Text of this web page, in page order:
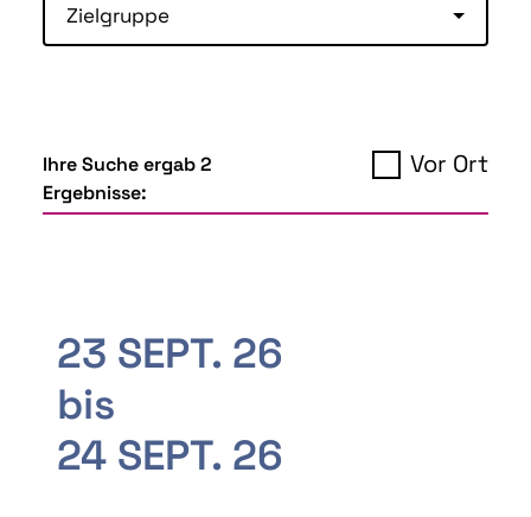
Zielgruppe
Ihre Suche ergab 2
Ergebnisse:
Vor Ort
23 SEPT. 26
bis
24 SEPT. 26